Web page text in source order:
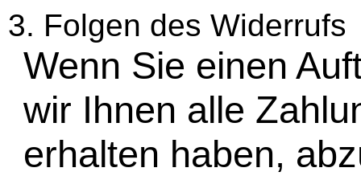
3. Folgen des Widerrufs
Wenn Sie einen
wir Ihnen alle
erhalten haben,